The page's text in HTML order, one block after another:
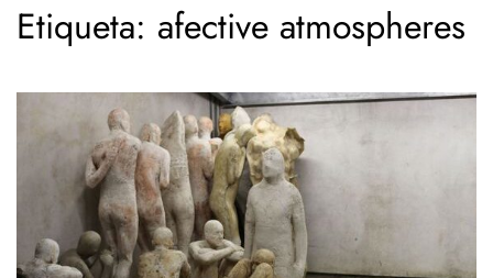
Etiqueta: afective atmospheres